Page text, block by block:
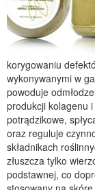
korygowaniu
wykonywanymi w
powoduje
produkcji kolagenu
potrądzikowe,
oraz reguluje
składnikach
złuszcza tylko
podstawnej, co